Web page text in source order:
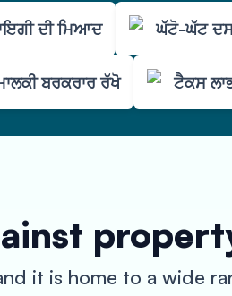
ਦੀ ਮਿਆਦ ਘੱਟੋ-ਘੱਟ
ਬਰਕਰਾਰ ਰੱਖੋ ਟੈਕਸ
it is home to a wide